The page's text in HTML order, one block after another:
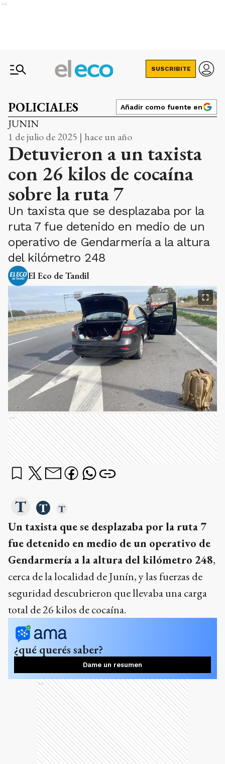
Ads
SUSCRIBITE
POLICIALES Añadir como fuente en
JUNIN
1 de julio de 2025 | hace un año
Detuvieron a un taxista
con 26 kilos de cocaína
sobre la ruta 7
Un taxista que se desplazaba por la
ruta 7 fue detenido en medio de un
operativo de Gendarmería a la altura
del kilómetro 248
El Eco de Tandil
Ads
Un taxista que se desplazaba por la ruta 7
fue detenido en medio de un operativo de
Gendarmería a la altura del kilómetro 248,
cerca de la localidad de Junín, y las fuerzas de
seguridad descubrieron que llevaba una carga
total de 26 kilos de cocaína.
¿qué querés saber?
Dame un resumen
Ads